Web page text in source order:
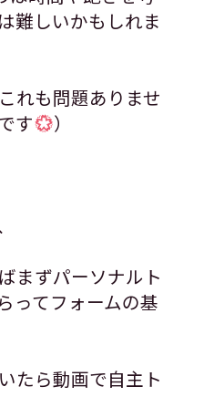
難しいかもしれま
れも問題ありませ
す
）
まずパーソナルト
ってフォームの基
たら動画で自主ト